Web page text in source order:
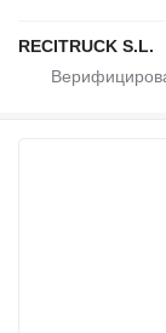
RECITRUCK S.L.